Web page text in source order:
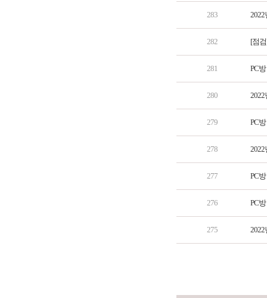
283 2022
282 [점
281 PC
280 2022
279 PC
278 2022
277 PC
276 PC
275 2022